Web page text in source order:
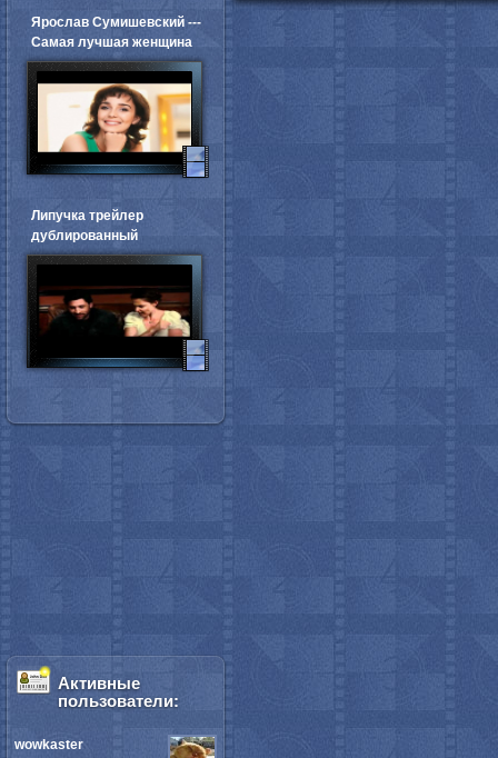
Ярослав Сумишевский ---
Самая лучшая женщина
Липучка трейлер
дублированный
Активные
пользователи:
wowkaster